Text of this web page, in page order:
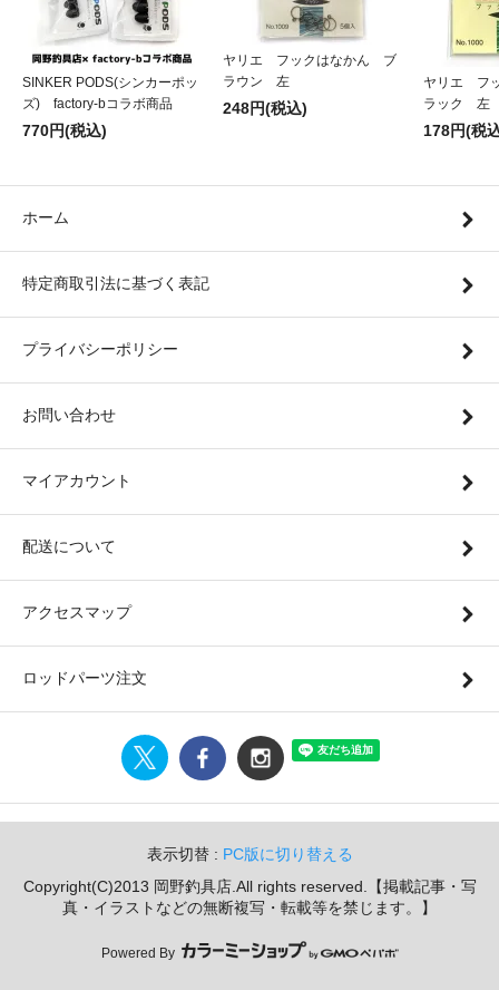
SINKER PODS(シンカーポッ
ズ) factory-bコラボ商品
770円(税込)
ヤリエ フックはなかん ブ
ラウン 左
248円(税込)
ヤリエ フ
ラック 左
178円(税
ホーム
特定商取引法に基づく表記
プライバシーポリシー
お問い合わせ
マイアカウント
配送について
アクセスマップ
ロッドパーツ注文
表示切替 : PC版に切り替える
Copyright(C)2013 岡野釣具店.All rights reserved.【掲載記事・写
真・イラストなどの無断複写・転載等を禁じます。】
Powered By